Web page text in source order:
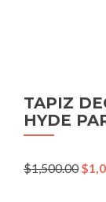
TAPIZ
HYDE
$1,500.00 $